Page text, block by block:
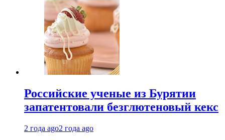
Российские ученые из Бурятии
запатентовали безглютеновый кекс
2 года ago2 года ago